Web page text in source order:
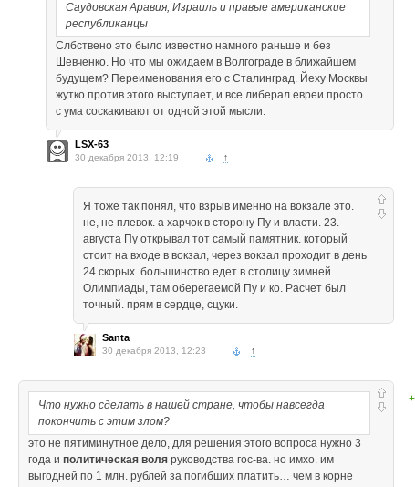
Саудовская Аравия, Израиль и правые американские
республиканцы
Слбствено это было известно намного раньше и без
Шевченко. Но что мы ожидаем в Волгограде в ближайшем
будущем? Переименования его с Сталинград. Йеху Москвы
жутко против этого выступает, и все либерал евреи просто
с ума соскакивают от одной этой мысли.
LSX-63
30 декабря 2013, 12:19 ↑
Я тоже так понял, что взрыв именно на вокзале это.
не, не плевок. а харчок в сторону Пу и власти. 23.
августа Пу открывал тот самый памятник. который
стоит на входе в вокзал, через вокзал проходит в день
24 скорых. большинство едет в столицу зимней
Олимпиады, там оберегаемой Пу и ко. Расчет был
точный. прям в сердце, сцуки.
Santa
30 декабря 2013, 12:23 ↑
Что нужно сделать в нашей стране, чтобы навсегда
покончить с этим злом?
это не пятиминутное дело, для решения этого вопроса нужно 3
года и политическая воля руководства гос-ва. но имхо. им
выгодней по 1 млн. рублей за погибших платить… чем в корне